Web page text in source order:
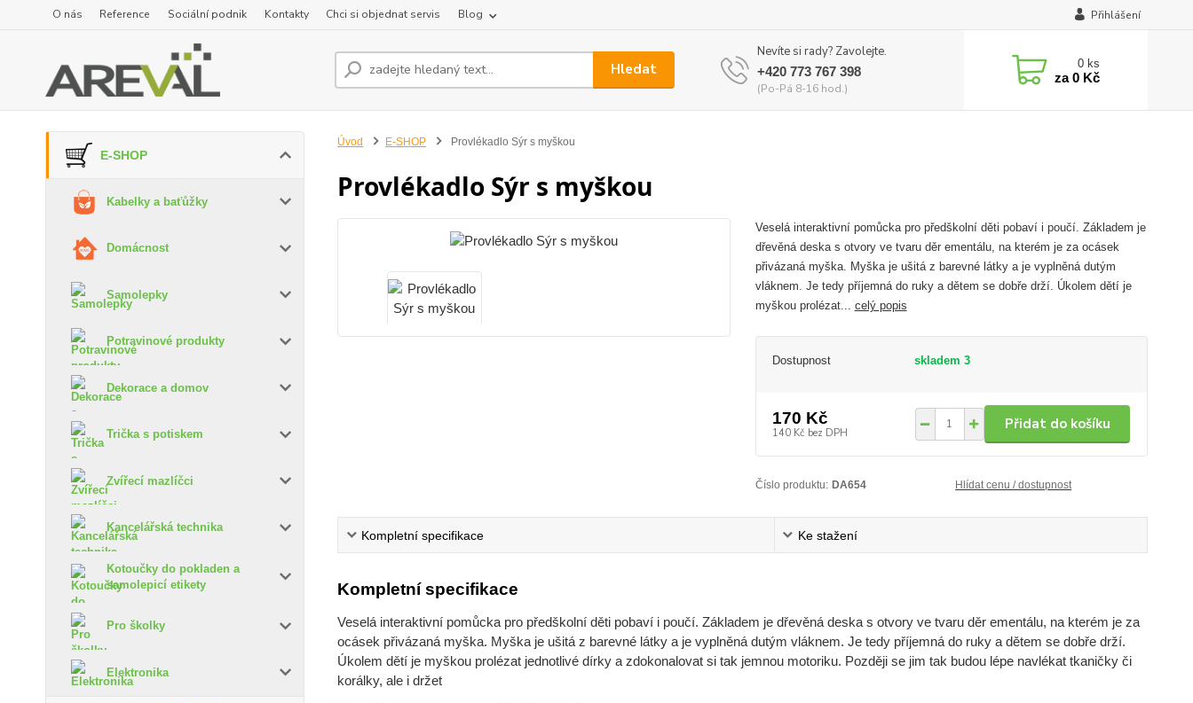
O nás Reference Sociální podnik Kontakty Chci si objednat servis Blog Přihlášení
Hledat
Nevíte si rady? Zavolejte.
+420 773 767 398
(Po-Pá 8-16 hod.)
0 ks
za0 Kč
E-SHOP
Kabelky a baťůžky
Domácnost
Samolepky
Potravinové produkty
Dekorace a domov
Trička s potiskem
Zvířecí mazlíčci
Kancelářská technika
Kotoučky do pokladen a
samolepicí etikety
Pro školky
Elektronika
Úvod E-SHOP Provlékadlo Sýr s myškou
Provlékadlo Sýr s myškou
Veselá interaktivní pomůcka pro předškolní děti pobaví i poučí. Základem je
dřevěná deska s otvory ve tvaru děr ementálu, na kterém je za ocásek
přivázaná myška. Myška je ušitá z barevné látky a je vyplněná dutým
vláknem. Je tedy příjemná do ruky a dětem se dobře drží. Úkolem dětí je
myškou prolézat... celý popis
Dostupnost skladem 3
170 Kč
140 Kč bez DPH
Přidat do košíku
Číslo produktu: DA654 Hlídat cenu / dostupnost
Kompletní specifikace Ke stažení
Kompletní specifikace
Veselá interaktivní pomůcka pro předškolní děti pobaví i poučí. Základem je dřevěná deska s otvory ve tvaru děr ementálu, na kterém je za
ocásek přivázaná myška. Myška je ušitá z barevné látky a je vyplněná dutým vláknem. Je tedy příjemná do ruky a dětem se dobře drží.
Úkolem dětí je myškou prolézat jednotlivé dírky a zdokonalovat si tak jemnou motoriku. Později se jim tak budou lépe navlékat tkaničky či
korálky, ale i držet